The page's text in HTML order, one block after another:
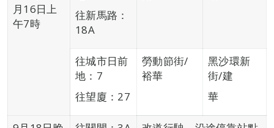
月16日上
午7時
往新馬路：
18A
往城市日前
地：7
往望廈：27
勞動節街/
裕華
黑沙環新
街/建
華